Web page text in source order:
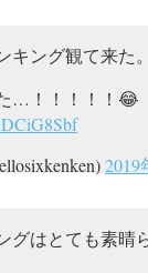
ング観て来た。
…！！！！！😂
2019
グはとても素晴